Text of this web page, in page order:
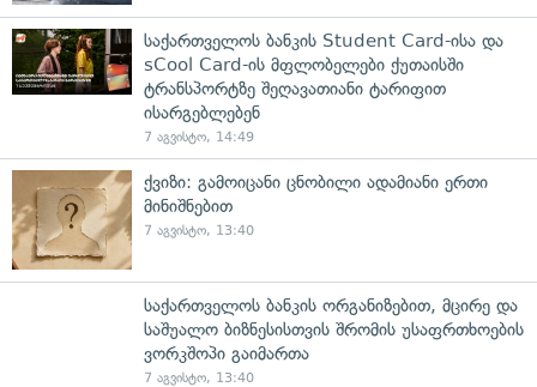
საქართველოს ბანკის Student Card-ისა და
sCool Card-ის მფლობელები ქუთაისში
ტრანსპორტზე შეღავათიანი ტარიფით
ისარგებლებენ
7 აგვისტო, 14:49
ქვიზი: გამოიცანი ცნობილი ადამიანი ერთი
მინიშნებით
7 აგვისტო, 13:40
საქართველოს ბანკის ორგანიზებით, მცირე და
საშუალო ბიზნესისთვის შრომის უსაფრთხოების
ვორკშოპი გაიმართა
7 აგვისტო, 13:40